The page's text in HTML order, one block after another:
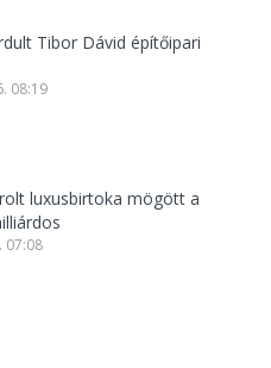
Tibor Dávid építőipari
08:19
luxusbirtoka mögött a
07:08